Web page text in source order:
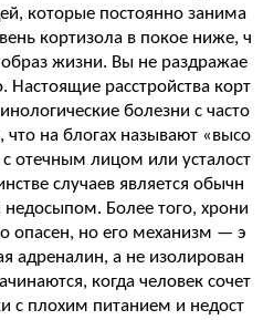
которые постоянно занима
кортизола в покое ниже, ч
образ жизни. Вы не раздражае
Настоящие расстройства корт
болезни с часто
что на блогах называют «высо
отечным лицом или усталост
случаев является обычн
Более того, хрони
опасен, но его механизм — э
адреналин, а не изолирован
когда человек сочет
с плохим питанием и недост